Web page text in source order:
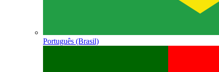
Português (Brasil)